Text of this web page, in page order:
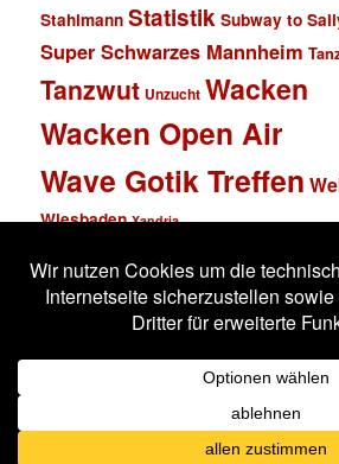
Stahlmann Statistik Subway to
Super Schwarzes Mannheim
Tanzwut Unzucht Wacken
Wacken Open Air
Wave Gotik Treffen
Wiesbaden Xandria
Impressum
Stolz